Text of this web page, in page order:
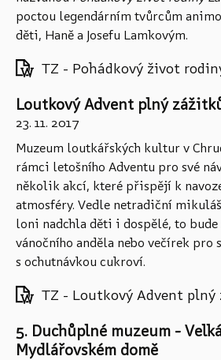
poctou legendárním tvůrcům
děti, Haně a Josefu Lamkovým.
TZ - Pohádkový život
Loutkový Advent plný
23. 11. 2017
Muzeum loutkářských kultur v
rámci letošního Adventu pro své
několik akcí, které přispějí k
atmosféry. Vedle netradiční
loni nadchla děti i dospělé, to bude
vánočního anděla nebo večírek pro
s ochutnávkou cukroví.
TZ - Loutkový Advent plný
5. Duchůplné muzeum -
Mydlářovském domě